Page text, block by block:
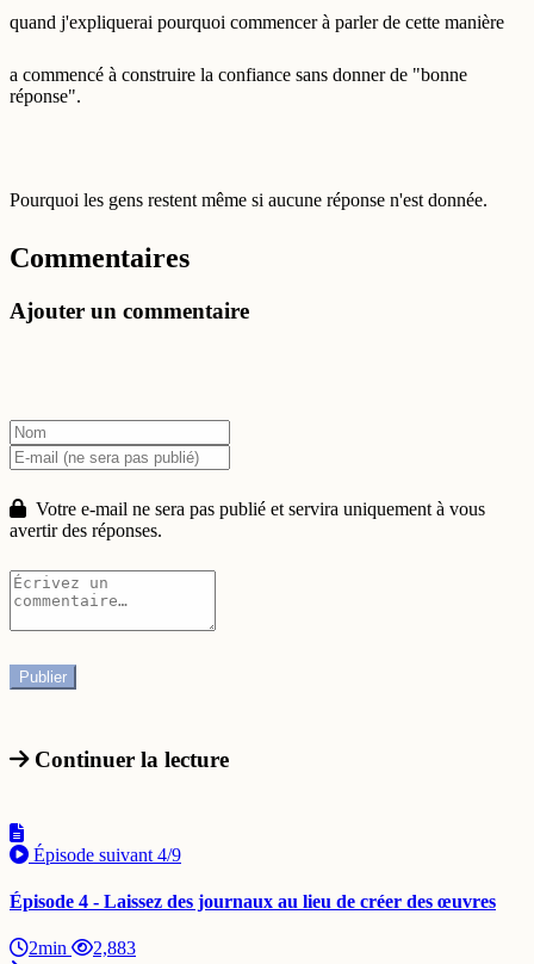
quand j'expliquerai pourquoi commencer à parler de cette manière
a commencé à construire la confiance sans donner de "bonne
réponse".
Pourquoi les gens restent même si aucune réponse n'est donnée.
Commentaires
Ajouter un commentaire
Votre e-mail ne sera pas publié et servira uniquement à vous
avertir des réponses.
Continuer la lecture
Épisode suivant 4/9
Épisode 4 - Laissez des journaux au lieu de créer des œuvres
2min 2,883